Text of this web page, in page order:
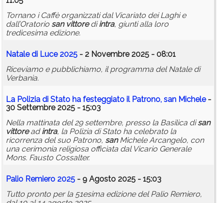
Tornano i Caffè organizzati dal Vicariato dei Laghi e
dall’Oratorio san vittorediintra, giunti alla loro
tredicesima edizione.
Natale di Luce 2025 - 2 Novembre 2025 - 08:01
Riceviamo e pubblichiamo, il programma del Natale di
Verbania.
La Polizia di Stato ha festeggiato il Patrono, san Michele-
30 Settembre 2025 - 15:03
Nella mattinata del 29 settembre, presso la Basilica disan
vittoreadintra, la Polizia di Stato ha celebrato la
ricorrenza del suo Patrono, sanMichele Arcangelo, con
una cerimonia religiosa officiata dal Vicario Generale
Mons. Fausto Cossalter.
Palio Remiero 2025 - 9 Agosto 2025 - 15:03
Tutto pronto per la 51esima edizione del Palio Remiero,